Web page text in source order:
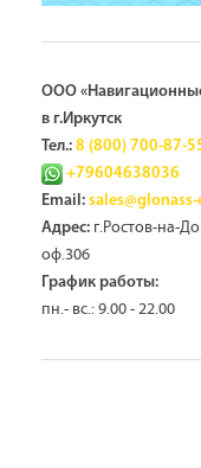
ООО
в г.Иркутск
Тел.: 8 (800) 700-87-
+79604638036
Email:
Адрес: г.Ростов-на-
оф.306
График работы:
пн.- вс.: 9.00 - 22.00